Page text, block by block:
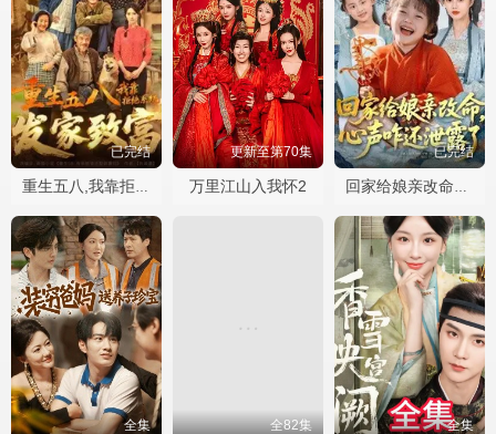
已完结
重生五八,我靠拒绝系统发家致富
更新至第70集
万里江山入我怀2
已完结
回家给娘亲改命，心声咋还泄露了
全集 全82集 全集